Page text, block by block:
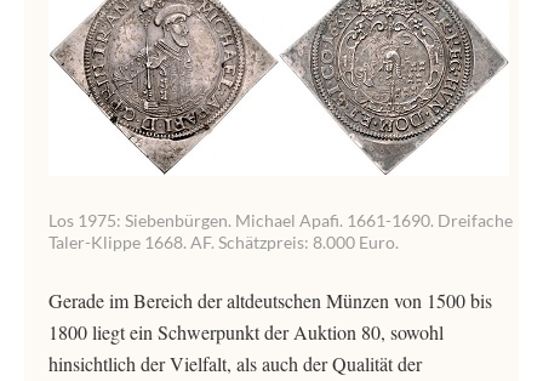
Los 1975: Siebenbürgen. Michael Apafi. 1661-1690. Dreifache
Taler-Klippe 1668. AF. Schätzpreis: 8.000 Euro.
Gerade im Bereich der altdeutschen Münzen von 1500 bis
1800 liegt ein Schwerpunkt der Auktion 80, sowohl
hinsichtlich der Vielfalt, als auch der Qualität der